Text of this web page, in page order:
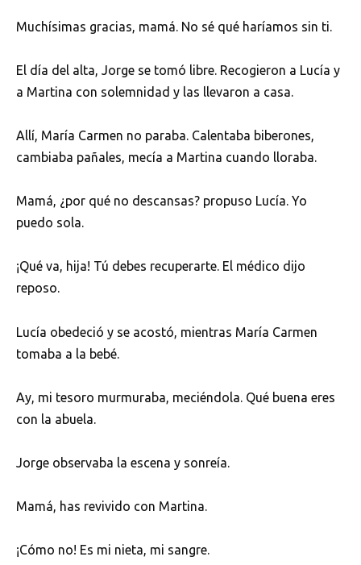
Muchísimas gracias, mamá. No sé qué haríamos sin ti.
El día del alta, Jorge se tomó libre. Recogieron a Lucía y
a Martina con solemnidad y las llevaron a casa.
Allí, María Carmen no paraba. Calentaba biberones,
cambiaba pañales, mecía a Martina cuando lloraba.
Mamá, ¿por qué no descansas? propuso Lucía. Yo
puedo sola.
¡Qué va, hija! Tú debes recuperarte. El médico dijo
reposo.
Lucía obedeció y se acostó, mientras María Carmen
tomaba a la bebé.
Ay, mi tesoro murmuraba, meciéndola. Qué buena eres
con la abuela.
Jorge observaba la escena y sonreía.
Mamá, has revivido con Martina.
¡Cómo no! Es mi nieta, mi sangre.